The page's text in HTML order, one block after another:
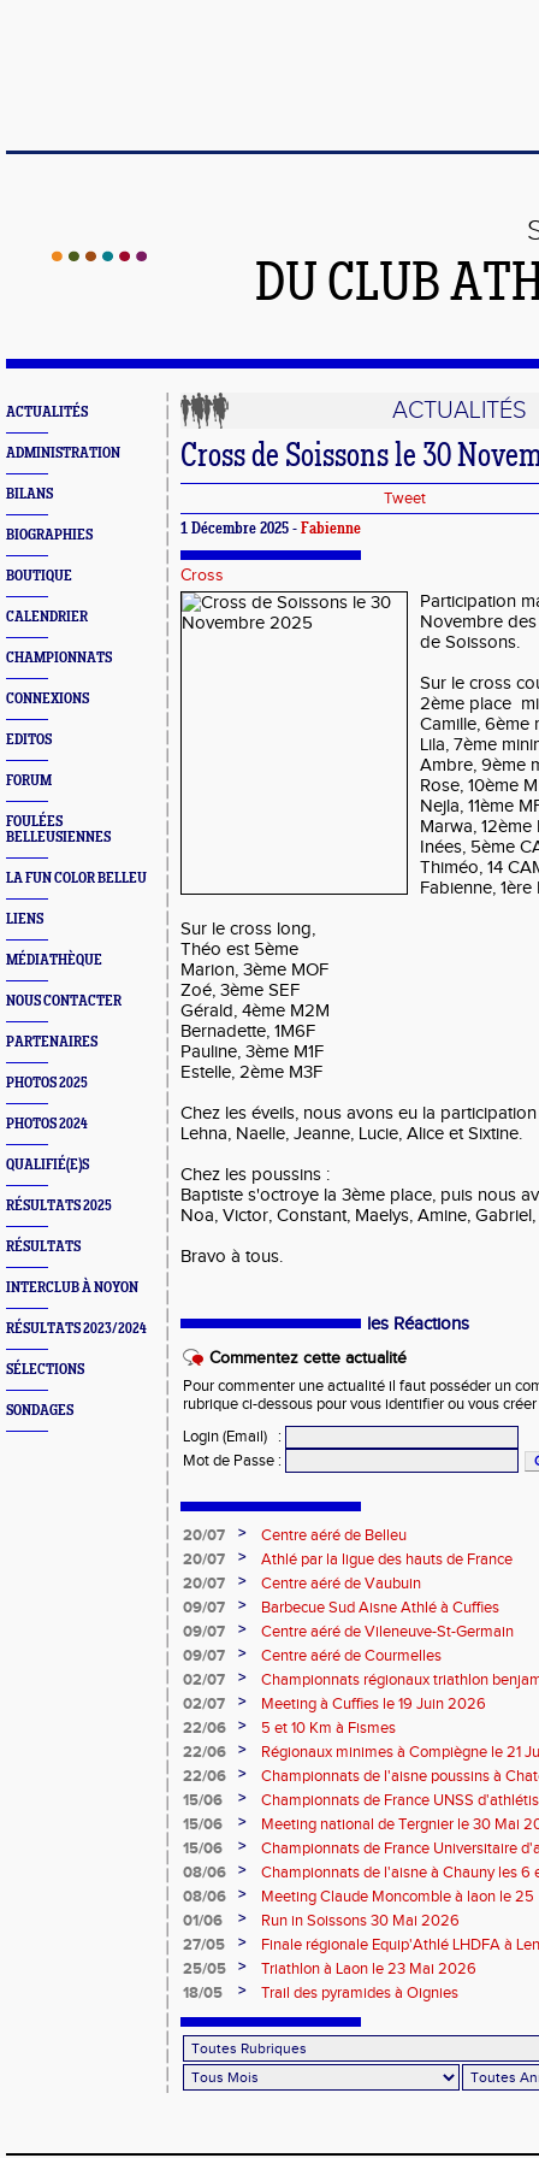
DU CLUB
ACTUALITÉS
ADMINISTRATION
BILANS
BIOGRAPHIES
BOUTIQUE
CALENDRIER
CHAMPIONNATS
CONNEXIONS
EDITOS
FORUM
FOULÉES
BELLEUSIENNES
LA FUN COLOR BELLEU
LIENS
MÉDIATHÈQUE
NOUS CONTACTER
PARTENAIRES
PHOTOS 2025
PHOTOS 2024
QUALIFIÉ(E)S
RÉSULTATS 2025
RÉSULTATS
INTERCLUB À NOYON
RÉSULTATS 2023/2024
SÉLECTIONS
SONDAGES
ACTUALITÉS
Cross de Soissons le 30
Tweet
1 Décembre 2025 - Fabienne
Cross
Participation
Novembre
de Soissons.
Sur le cross
2ème place
Camille, 6ème
Lila, 7ème
Ambre, 9ème
Rose, 10ème
Nejla, 11ème
Marwa, 12ème
Inées, 5ème
Thiméo, 14
Fabienne, 1ère
Sur le cross long,
Théo est 5ème
Marion, 3ème MOF
Zoé, 3ème SEF
Gérald, 4ème M2M
Bernadette, 1M6F
Pauline, 3ème M1F
Estelle, 2ème M3F
Chez les éveils, nous avons eu la
Lehna, Naelle, Jeanne, Lucie, Alice et Sixtine.
Chez les poussins :
Baptiste s'octroye la 3ème place, puis nous
Noa, Victor, Constant, Maelys, Amine,
Bravo à tous.
les Réactions
Commentez cette actualité
Pour commenter une actualité il faut posséder un
rubrique ci-dessous pour vous identifier ou vous
Login (Email)
:
Mot de Passe :
20/07 >
Centre aéré de Belleu
20/07
>
Athlé par la ligue des hauts de France
20/07
>
Centre aéré de Vaubuin
09/07
>
Barbecue Sud Aisne Athlé à Cuffies
09/07
>
Centre aéré de Vileneuve-St-Germain
09/07
>
Centre aéré de Courmelles
02/07
>
Championnats régionaux triathlon
2026
02/07 >
Meeting à Cuffies le 19 Juin 2026
22/06
>
5 et 10 Km à Fismes
22/06
>
Régionaux minimes à Compiègne le 21
22/06
>
Championnats de l'aisne poussins à
2026
15/06 >
Championnats de France UNSS
15/06
>
Meeting national de Tergnier le 30 Mai
15/06
>
Championnats de France Universitaire
Mai 2026
08/06 >
Championnats de l'aisne à Chauny les 6
08/06
>
Meeting Claude Moncomble à laon le
01/06
>
Run in Soissons 30 Mai 2026
27/05
>
Finale régionale Equip'Athlé LHDFA à
25/05
>
Triathlon à Laon le 23 Mai 2026
18/05
> Trail des pyramides à Oignies